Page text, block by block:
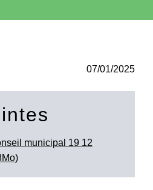
07/01/2025
municipal 19 12